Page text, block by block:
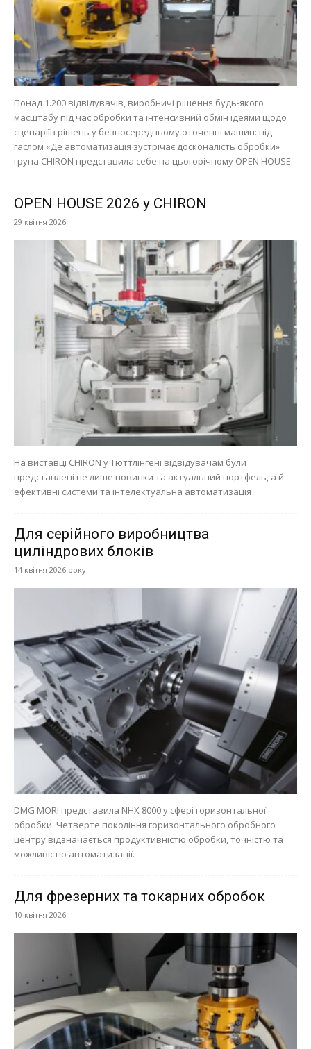
Понад 1.200 відвідувачів, виробничі рішення будь-якого
масштабу під час обробки та інтенсивний обмін ідеями щодо
сценаріїв рішень у безпосередньому оточенні машин: під
гаслом «Де автоматизація зустрічає досконалість обробки»
група CHIRON представила себе на цьогорічному OPEN HOUSE.
OPEN HOUSE 2026 у CHIRON
29 квітня 2026
На виставці CHIRON у Тюттлінгені відвідувачам були
представлені не лише новинки та актуальний портфель, а й
ефективні системи та інтелектуальна автоматизація
Для серійного виробництва
циліндрових блоків
14 квітня 2026 року
DMG MORI представила NHX 8000 у сфері горизонтальної
обробки. Четверте покоління горизонтального обробного
центру відзначається продуктивністю обробки, точністю та
можливістю автоматизації.
Для фрезерних та токарних обробок
10 квітня 2026